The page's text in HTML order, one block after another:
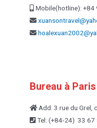
Mobile(hotline): +84
Bureau à
Add: 3 rue du Grel,
Tel: (+84-24) 33 67